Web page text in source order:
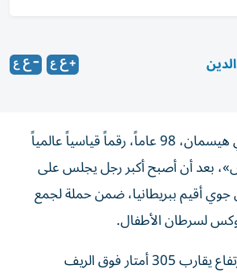
سجل البريطاني هاري هيسمان، 98 عاماً، رقماً قياسياً عالمياً
بعد أن أصبح أكبر رجل يجلس على
أقيم ببريطانيا، ضمن حملة لجمع
لسرطان الأطفال.
حلقت الطائرة على ارتفاع يقارب 305 أمتار فوق الريف